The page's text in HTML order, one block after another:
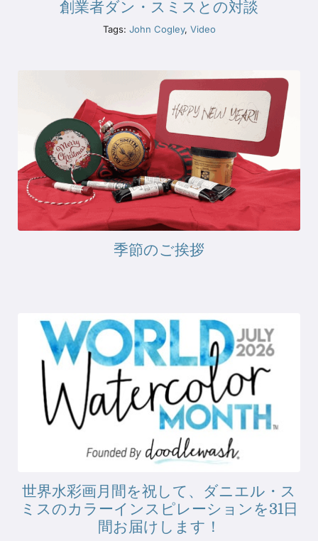
創業者ダン・スミスとの対談
Tags: John Cogley, Video
季節のご挨拶
世界水彩画月間を祝して、ダニエル・ス
ミスのカラーインスピレーションを31日
間お届けします！